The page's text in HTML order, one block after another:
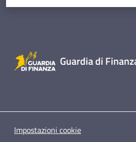
Guardia di
Impostazioni cookie